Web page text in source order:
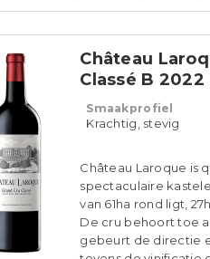
Château
Classé B 2022
Smaakprofiel
Krachtig, stevig
Château Laroque is
spectaculaire
van 61ha rond ligt,
De cru behoort toe
gebeurt de directie